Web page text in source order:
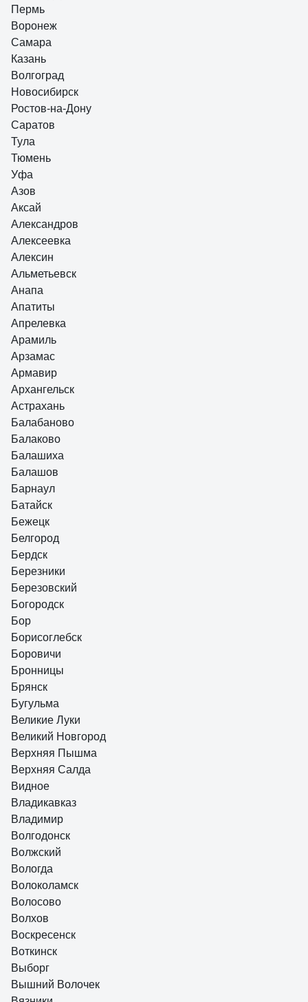
Пермь
Воронеж
Самара
Казань
Волгоград
Новосибирск
Ростов-на-Дону
Саратов
Тула
Тюмень
Уфа
Азов
Аксай
Александров
Алексеевка
Алексин
Альметьевск
Анапа
Апатиты
Апрелевка
Арамиль
Арзамас
Армавир
Архангельск
Астрахань
Балабаново
Балаково
Балашиха
Балашов
Барнаул
Батайск
Бежецк
Белгород
Бердск
Березники
Березовский
Богородск
Бор
Борисоглебск
Боровичи
Бронницы
Брянск
Бугульма
Великие Луки
Великий Новгород
Верхняя Пышма
Верхняя Салда
Видное
Владикавказ
Владимир
Волгодонск
Волжский
Вологда
Волоколамск
Волосово
Волхов
Воскресенск
Воткинск
Выборг
Вышний Волочек